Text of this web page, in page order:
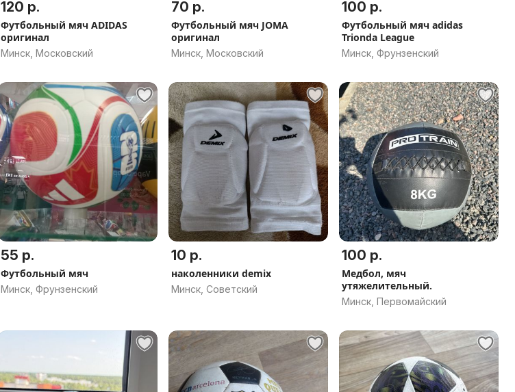
120 р.
Футбольный мяч ADIDAS
оригинал
Минск, Московский
70 р.
Футбольный мяч JOMA
оригинал
Минск, Московский
100 р.
Футбольный мяч adidas
Trionda League
Минск, Фрунзенский
55 р.
Футбольный мяч
Минск, Фрунзенский
10 р.
наколенники demix
Минск, Советский
100 р.
Медбол, мяч
утяжелительный.
Минск, Первомайский